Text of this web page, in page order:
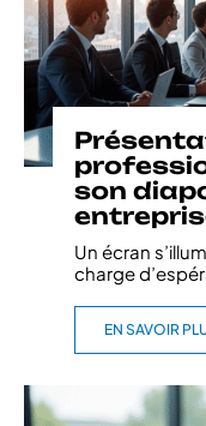
son
Un écran
charge
EN SAVOIR